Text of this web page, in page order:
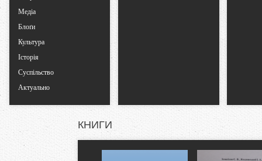
Медіа
Блоґи
Культура
Історія
Суспільство
Актуально
КНИГИ